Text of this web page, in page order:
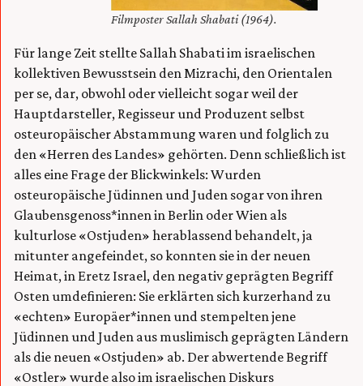
Filmposter Sallah Shabati (1964).
Für lange Zeit stellte Sallah Shabati im israelischen
kollektiven Bewusstsein den Mizrachi, den Orientalen
per se, dar, obwohl oder vielleicht sogar weil der
Hauptdarsteller, Regisseur und Produzent selbst
osteuropäischer Abstammung waren und folglich zu
den «Herren des Landes» gehörten. Denn schließlich ist
alles eine Frage der Blickwinkels: Wurden
osteuropäische Jüdinnen und Juden sogar von ihren
Glaubensgenoss*innen in Berlin oder Wien als
kulturlose «Ostjuden» herablassend behandelt, ja
mitunter angefeindet, so konnten sie in der neuen
Heimat, in Eretz Israel, den negativ geprägten Begriff
Osten umdefinieren: Sie erklärten sich kurzerhand zu
«echten» Europäer*innen und stempelten jene
Jüdinnen und Juden aus muslimisch geprägten Ländern
als die neuen «Ostjuden» ab. Der abwertende Begriff
«Ostler» wurde also im israelischen Diskurs